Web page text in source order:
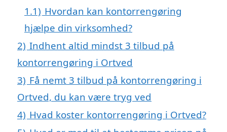
1.1) Hvordan kan kontorrengøring
hjælpe din virksomhed?
2) Indhent altid mindst 3 tilbud på
kontorrengøring i Ortved
3) Få nemt 3 tilbud på kontorrengøring i
Ortved, du kan være tryg ved
4) Hvad koster kontorrengøring i Ortved?